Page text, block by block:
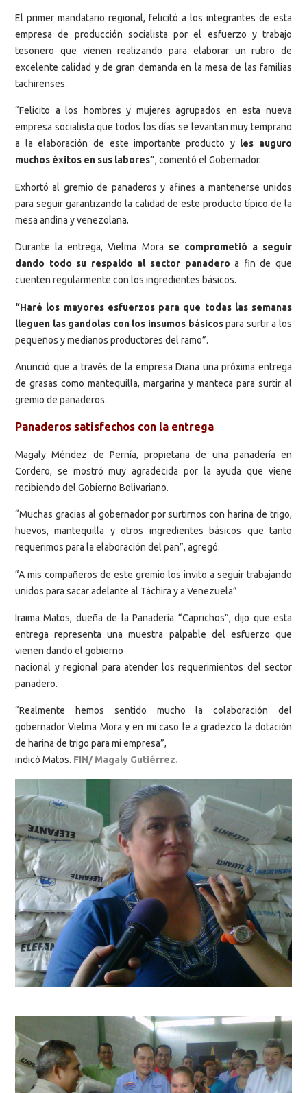
El primer mandatario regional, felicitó a los integrantes de esta
empresa de producción socialista por el esfuerzo y trabajo
tesonero que vienen realizando para elaborar un rubro de
excelente calidad y de gran demanda en la mesa de las familias
tachirenses.
“Felicito a los hombres y mujeres agrupados en esta nueva
empresa socialista que todos los días se levantan muy temprano
a la elaboración de este importante producto y les auguro
muchos éxitos en sus labores”, comentó el Gobernador.
Exhortó al gremio de panaderos y afines a mantenerse unidos
para seguir garantizando la calidad de este producto típico de la
mesa andina y venezolana.
Durante la entrega, Vielma Mora se comprometió a seguir
dando todo su respaldo al sector panadero a fin de que
cuenten regularmente con los ingredientes básicos.
“Haré los mayores esfuerzos para que todas las semanas
lleguen las gandolas con los insumos básicospara surtir a los
pequeños y medianos productores del ramo”.
Anunció que a través de la empresa Diana una próxima entrega
de grasas como mantequilla, margarina y manteca para surtir al
gremio de panaderos.
Panaderos satisfechos con la entrega
Magaly Méndez de Pernía, propietaria de una panadería en
Cordero, se mostró muy agradecida por la ayuda que viene
recibiendo del Gobierno Bolivariano.
“Muchas gracias al gobernador por surtirnos con harina de trigo,
huevos, mantequilla y otros ingredientes básicos que tanto
requerimos para la elaboración del pan”, agregó.
“A mis compañeros de este gremio los invito a seguir trabajando
unidos para sacar adelante al Táchira y a Venezuela”
Iraima Matos, dueña de la Panadería “Caprichos”, dijo que esta
entrega representa una muestra palpable del esfuerzo que
vienen dando el gobierno
nacional y regional para atender los requerimientos del sector
panadero.
“Realmente hemos sentido mucho la colaboración del
gobernador Vielma Mora y en mi caso le a gradezco la dotación
de harina de trigo para mi empresa”,
indicó Matos. FIN/ Magaly Gutiérrez.